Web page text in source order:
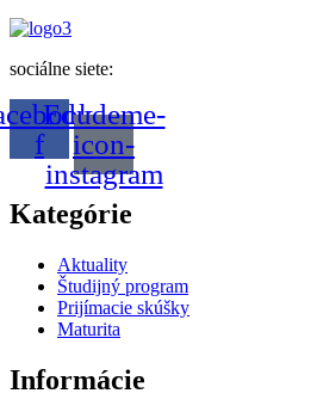
sociálne siete:
f
Edudeme-
icon-
instagram
Kategórie
Aktuality
Študijný program
Prijímacie skúšky
Maturita
Informácie